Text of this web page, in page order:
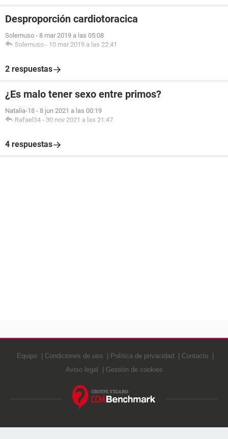
Desproporción cardiotoracica
Solemuso - 8 mar 2019 a las 05:08
Solemuso - 10 mar 2019 a las 22:41
2 respuestas
¿Es malo tener sexo entre primos?
Natalia-18 - 8 jun 2021 a las 00:19
Rafael34 - 30 nov 2021 a las 21:47
4 respuestas
Equipo Condiciones de uso Política de privacidad
Contacto
Aviso legal
Gestión de cookies